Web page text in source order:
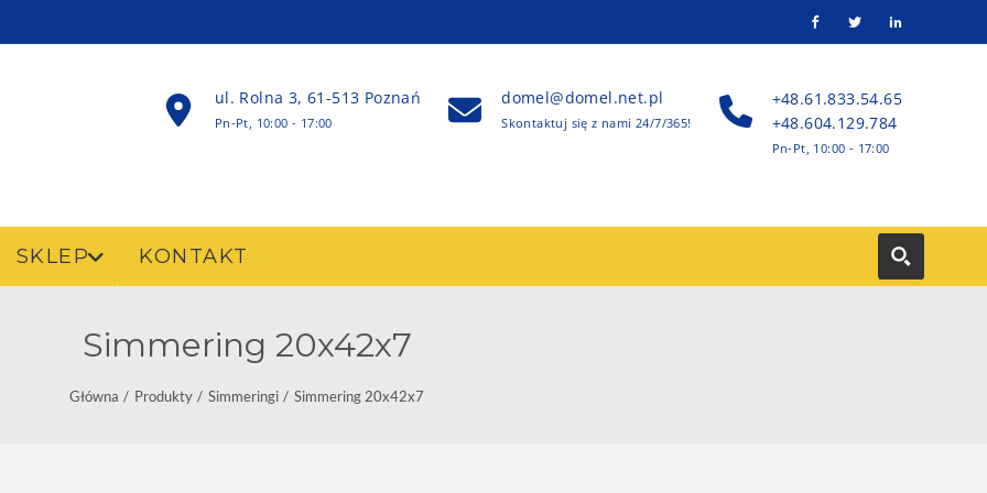
ul. Rolna 3, 61-513 Poznań
Pn-Pt, 10:00 - 17:00
domel@domel.net.pl
Skontaktuj się z nami 24/7/365!
+48.61.833.54.65
+48.604.129.784
Pn-Pt, 10:00 - 17:00
SKLEP KONTAKT
Simmering 20x42x7
Główna Produkty Simmeringi Simmering 20x42x7